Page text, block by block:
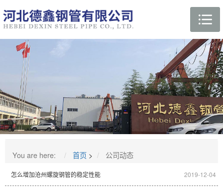
You are here: 首页 > 公司动态
怎么增加沧州螺旋钢管的稳定性能 2019-12-04